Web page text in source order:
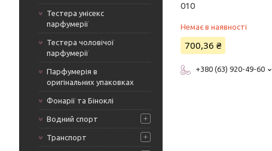
Тестера унісекс
парфумерії
Тестера чоловічої
парфумерії
Парфумерія в
оригінальних упаковках
Фонарії та Біноклі
Водний спорт
Транспорт
010
Немає в наявності
700,36 ₴
+380 (63) 920-49-60